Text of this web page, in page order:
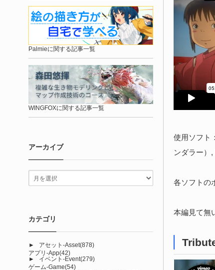
使用ソフト
ンダラー）
各ソフトの
本編見て無
Palmieに関する記事一覧
WINGFOXに関する記事一覧
アーカイブ
カテゴリ
► アセット-Asset(878)
アプリ-App(42)
►
イベント-Event(279)
ゲーム-Game(54)